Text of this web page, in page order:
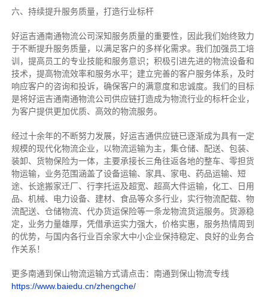
六、持续提升服务质量，打造行业标杆
好运吉通南通物流公司深知服务质量的重要性，因此我们始终致力
于不断提升服务质量，以满足客户的多样化需求。我们加强员工培
训，提高员工的专业技能和服务意识；积极引进先进的物流设备和
技术，提高物流效率和服务水平；建立完善的客户服务体系，及时
响应客户的咨询和投诉，确保客户的满意度和忠诚度。我们的目标
是将好运吉通南通物流公司供应链打造成为物流行业的标杆企业，
为客户提供更加优质、高效的物流服务。
经过十余年的不断努力发展，好运吉通供应链已逐渐成为具有一定
规模的现代化物流企业，以物流运输为主，集仓储、配送、包装、
装卸、货物保险为一体，主要承接长三角往返各地的整车、零担货
物运输，业务范围涵盖了设备运输、家具、家电、药品运输、短
途、长途搬家迁厂、行李托运及超宽、超高大件运输，化工、日用
品、机械、电力设备、建材、食品等众多行业，实行物流配载、物
流配送、仓储物流、代办货运保险等一条龙物流货运服务。货源稳
定，业务力量雄厚，凭借承运实力强大，价格实惠，服务热情周到
的优势，与国内各行业百余家大中小企业保持稳定、良好的业务合
作关系！
更多南通到保山物流运输方式请点击：南通到保山物流专线
https://www.baiedu.cn/zhengche/